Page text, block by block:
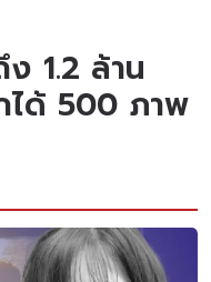
1.2 ล้าน
ได้ 500 ภาพ